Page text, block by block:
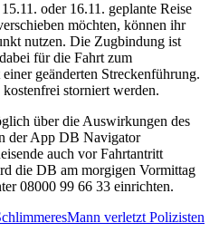
oder 16.11. geplante Reise
möchten, können ihr
nutzen. Die Zugbindung ist
für die Fahrt zum
geänderten Streckenführung.
storniert werden.
über die Auswirkungen des
der App DB Navigator
auch vor Fahrtantritt
die DB am morgigen Vormittag
08000 99 66 33 einrichten.
Mann verletzt Polizisten